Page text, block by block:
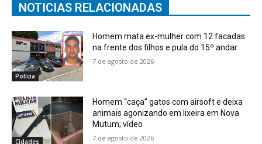
NOTICIAS RELACIONADAS
Polícia
Homem mata ex-mulher com 12 facadas
na frente dos filhos e pula do 15º andar
7 de agosto de 2026
Cidades
Homem “caça” gatos com airsoft e deixa
animais agonizando em lixeira em Nova
Mutum; vídeo
7 de agosto de 2026